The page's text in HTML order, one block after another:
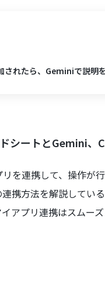
されたら、Geminiで説明
シートとGemini、
を連携して、操作が
携方法を解説してい
アプリ連携はスムー